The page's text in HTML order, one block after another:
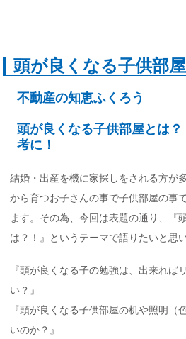
頭が良くなる子供部
不動産の知恵ふくろう
頭が良くなる子供部屋とは
考に！
結婚・出産を機に家探しをされる方が
から育つお子さんの事で子供部屋の事
ます。その為、今回は表題の通り、『
は？！』というテーマで語りたいと思い
『頭が良くなる子の勉強は、出来れば
い？』
『頭が良くなる子供部屋の机や照明（
いのか？』